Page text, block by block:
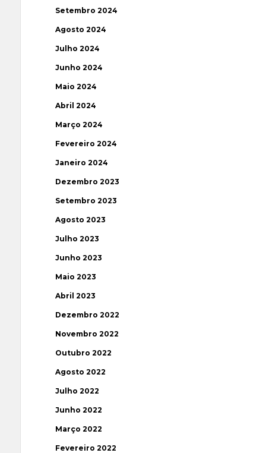
Setembro 2024
Agosto 2024
Julho 2024
Junho 2024
Maio 2024
Abril 2024
Março 2024
Fevereiro 2024
Janeiro 2024
Dezembro 2023
Setembro 2023
Agosto 2023
Julho 2023
Junho 2023
Maio 2023
Abril 2023
Dezembro 2022
Novembro 2022
Outubro 2022
Agosto 2022
Julho 2022
Junho 2022
Março 2022
Fevereiro 2022